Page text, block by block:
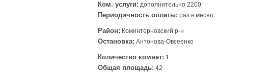
Ком. услуги: дополнительно 2200
Периодичность оплаты: раз в месяц
Район: Коминтерновский р-н
Остановка: Антонова-Овсеенко
Количество комнат: 1
Общая площадь: 42